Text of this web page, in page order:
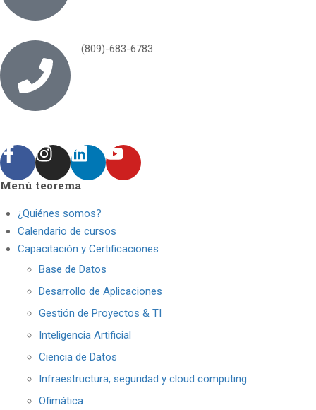
(809)-683-6783
Menú teorema
¿Quiénes somos?
Calendario de cursos
Capacitación y Certificaciones
Base de Datos
Desarrollo de Aplicaciones
Gestión de Proyectos & TI
Inteligencia Artificial
Ciencia de Datos
Infraestructura, seguridad y cloud computing
Ofimática